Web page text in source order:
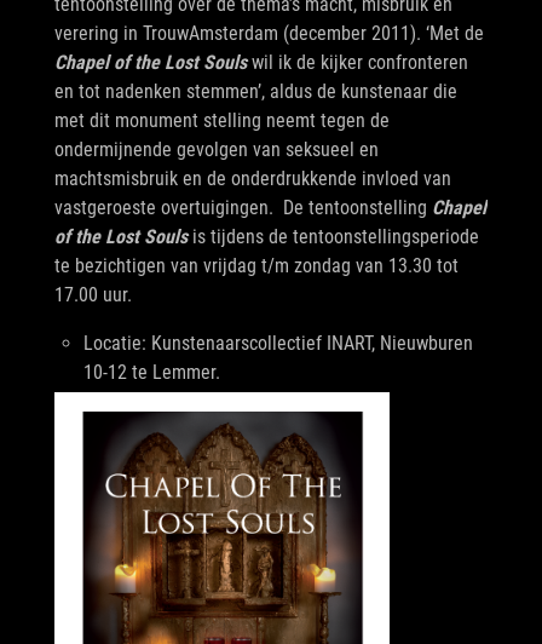
verering in TrouwAmsterdam (december 2011). ‘Met de
Chapel of the Lost Soulswil ik de kijker confronteren
en tot nadenken stemmen’, aldus de kunstenaar die
met dit monument stelling neemt tegen de
ondermijnende gevolgen van seksueel en
machtsmisbruik en de onderdrukkende invloed van
vastgeroeste overtuigingen. De tentoonstelling Chapel
of the Lost Soulsis tijdens de tentoonstellingsperiode
te bezichtigen van vrijdag t/m zondag van 13.30 tot
17.00 uur.
Locatie: Kunstenaarscollectief INART, Nieuwburen
10-12 te Lemmer.